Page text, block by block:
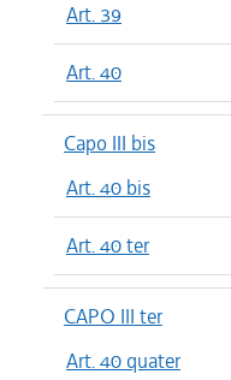
Art. 39
Art. 40
Capo III bis
Art. 40 bis
Art. 40 ter
CAPO III ter
Art. 40 quater